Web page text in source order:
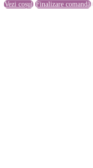
Vezi coșul Finalizare comandă